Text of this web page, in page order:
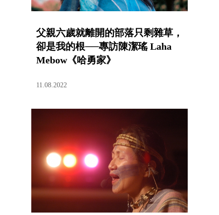
父親六歲就離開的部落只剩雜草，
卻是我的根──專訪陳潔瑤 Laha
Mebow《哈勇家》
11.08.2022